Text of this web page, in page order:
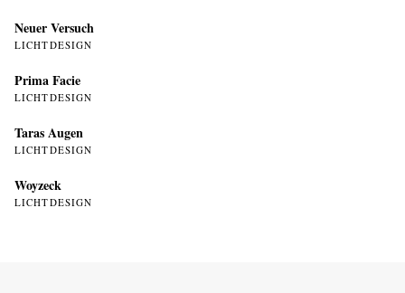
Neuer Versuch
LICHTDESIGN
Prima Facie
LICHTDESIGN
Taras Augen
LICHTDESIGN
Woyzeck
LICHTDESIGN